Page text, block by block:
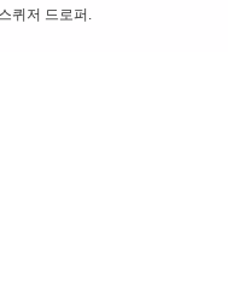
퀴저 드로퍼.